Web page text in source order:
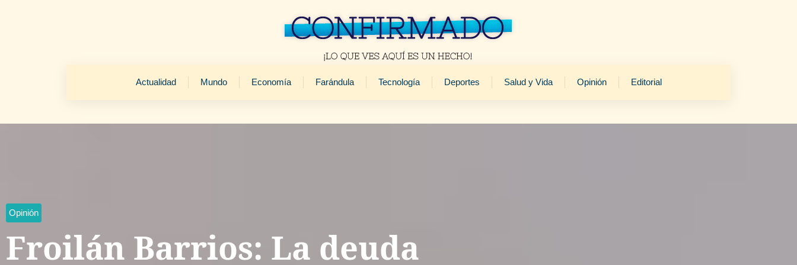
Actualidad Mundo Economía Farándula Tecnología Deportes Salud y Vida Opinión Editorial
Opinión
Froilán Barrios: La deuda